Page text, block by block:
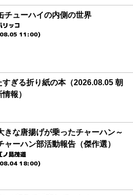
チューハイの内側の世界
リッコ
11:00)
ぎる折り紙の本（2026.08.05 朝
報）
きな唐揚げが乗ったチャーハン～
ャーハン部活動報告（傑作選）
ノ島茂道
18:00)